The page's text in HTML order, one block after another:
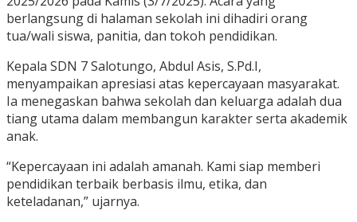
berlangsung di halaman sekolah ini dihadiri orang
tua/wali siswa, panitia, dan tokoh pendidikan.
Kepala SDN 7 Salotungo, Abdul Asis, S.Pd.I,
menyampaikan apresiasi atas kepercayaan masyarakat.
Ia menegaskan bahwa sekolah dan keluarga adalah dua
tiang utama dalam membangun karakter serta akademik
anak.
“Kepercayaan ini adalah amanah. Kami siap memberi
pendidikan terbaik berbasis ilmu, etika, dan
keteladanan,” ujarnya.